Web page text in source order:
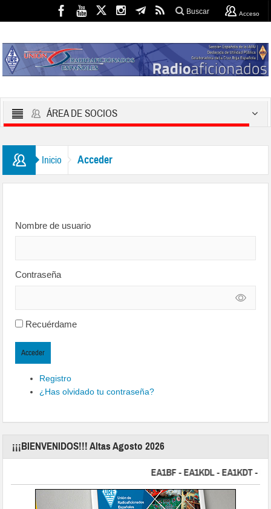
Buscar Acceso
ÁREA DE SOCIOS
Inicio Acceder
Nombre de usuario
Contraseña
Recuérdame
Acceder
Registro
¿Has olvidado tu contraseña?
¡¡¡BIENVENIDOS!!! Altas Agosto 2026
EA1BF - EA1KDL - EA1KDT -